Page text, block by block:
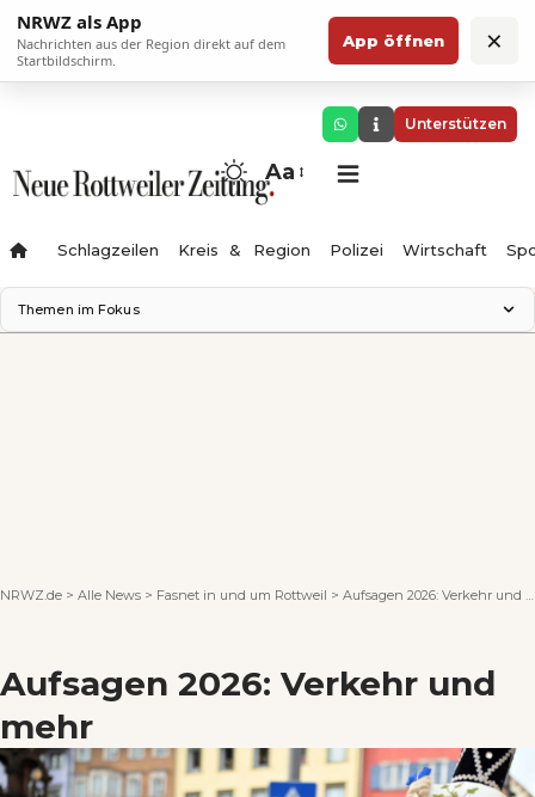
NRWZ als App
Nachrichten aus der Region direkt auf dem
Startbildschirm.
App öffnen ×
Unterstützen
Aa
Schlagzeilen Kreis & Region Polizei Wirtschaft
Themen im Fokus
NRWZ.de > Alle News > Fasnet in und um Rottweil > Aufsagen 2026: Verkehr und mehr
Aufsagen 2026: Verkehr und
mehr